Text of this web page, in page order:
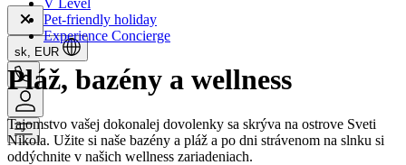
sk, EUR
V Level
Pet-friendly holiday
Experience Concierge
Pláž, bazény a wellness
Tajomstvo vašej dokonalej dovolenky sa skrýva na ostrove Sveti
Nikola. Užite si naše bazény a pláž a po dni strávenom na slnku si
oddýchnite v našich wellness zariadeniach.